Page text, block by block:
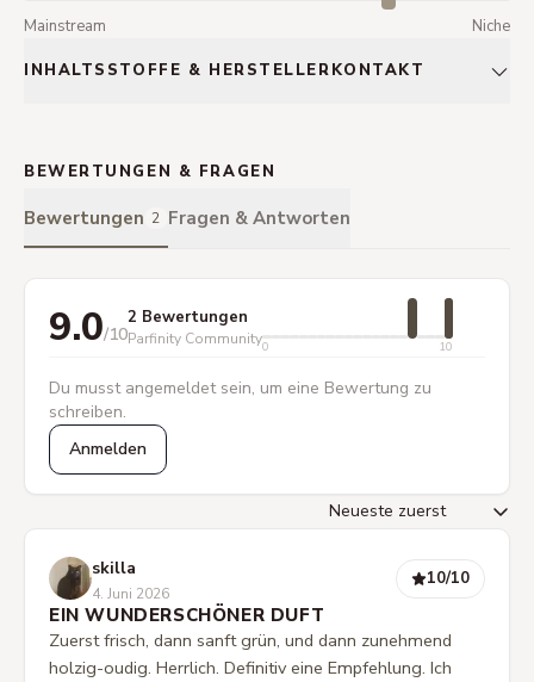
Mainstream Niche
INHALTSSTOFFE & HERSTELLERKONTAKT
BEWERTUNGEN & FRAGEN
Bewertungen 2 Fragen & Antworten
9.0/10
2 Bewertungen
Parfinity Community0 10
Du musst angemeldet sein, um eine Bewertung zu
schreiben.
Anmelden
skilla
4. Juni 2026
10/10
EIN WUNDERSCHÖNER DUFT
Zuerst frisch, dann sanft grün, und dann zunehmend
holzig-oudig. Herrlich. Definitiv eine Empfehlung. Ich